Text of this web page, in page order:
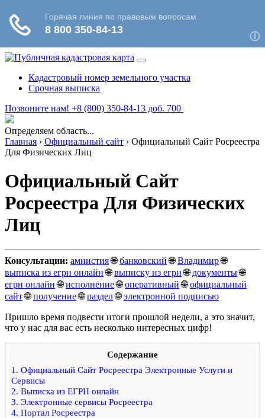
Кадастровый номер земельного участка
Срочная выписка
Позвоните нам! +8 (800) 350-84-13 доб. 700
Определяем область...
Главная › Официальный сайт › Официальный Сайт Росреестра
Для Физических Лиц
Официальный Сайт
Росреестра Для Физических
Лиц
Консультации: амнистия🌐банковский🌐Владимир🌐
выписка из егрн онлайн🌐выписку из егрн🌐документы🌐
егрн онлайн🌐исполнение🌐оперативный🌐официальный
сайт🌐получение🌐раздел🌐электронной подписью
Пришло время подвести итоги прошлой недели, а это значит,
что у нас для вас есть несколько интересных цифр!
Содержание
1. Официальный Сайт Росреестра Электронные Услуги и
Сервисы
2. Выписка из ЕГРН онлайн
3. Электронные сервисы Росреестра
4. Портал Росреестра